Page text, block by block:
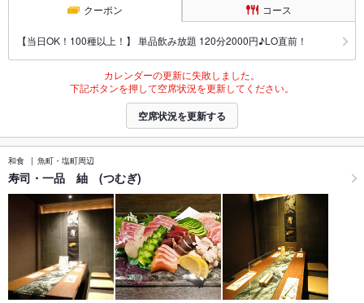
クーポン コース
【当日OK！100種以上！】 単品飲み放題 120分2000円♪LO直前！
カレンダーの更新に失敗しました。
下記ボタンを押して空席状況を更新してください。
空席状況を更新する
和食 魚町・塩町周辺
寿司・一品 紬 (つむぎ)